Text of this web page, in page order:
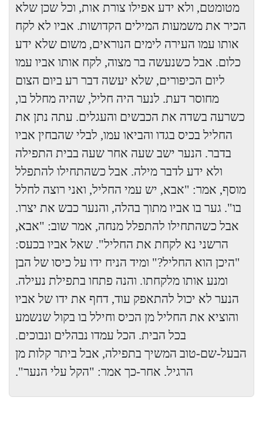
מטומטם, ולא ידע אפילו צורת אות, וכל שכן שלא
הכיר את משמעות המילים הקדושות. אביו לא לקח
אותו עמו העירה לימים הנוראים, משום שלא ידע
כלום. אבל כשנעשה בר מצוה, לקח אותו אביו עמו
ליום הכיפורים, שלא יעשה דבר רע ביום הצום
מחוסר דעת. לנער היה חליל, שהיה מחלל בו,
כשרעה בשדה את הכבשים והעגלים. עתה נתן את
החליל בכיס בגדו והביאו עמו, לבלי שהבחין אביו
בדבר. הנער ישב שעה אחר שעה בבית התפילה
ולא ידע לדבר מילה. אבל כשהתחילו להתפלל
מוסף, אמר: "אבא, יש עמי החליל, ואני רוצה לחלל
בו". גער בו אביו מתוך בהלה, והנער כבש את יצרו.
אבל כשהתחילו להתפלל מנחה, אמר שוב: "אבא,
הרשני נא לקחת את החליל". שאל אביו בכעס:
"היכן הוא החליל?" ומיד הניח ידו על כיסו של הבן
ומנע אותו מלקחתו. והנה פתחו בתפילת נעילה.
הנער לא יכול להתאפק עוד, דחף את ידו של אביו
והוציא את החליל מן הכיס וחילל בו בקול שנשמע
בכל הבית. הכל עמדו נבהלים ונבוכים.
הבעל-שם-טוב המשיך בתפילה, אבל ביתר קלות מן
הרגיל. אחר-כך אמר: "הקל עלי הנער".